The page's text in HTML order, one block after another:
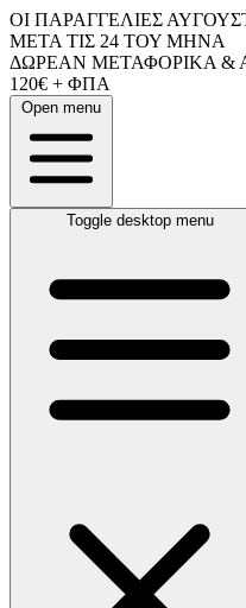
ΟΙ ΠΑΡΑΓΓΕΛΙΕΣ
ΜΕΤΑ ΤΙΣ 24 ΤΟΥ ΜΗΝΑ
ΔΩΡΕΑΝ ΜΕΤΑΦΟΡΙΚΑ
120€ + ΦΠΑ
Open menu
Toggle desktop menu